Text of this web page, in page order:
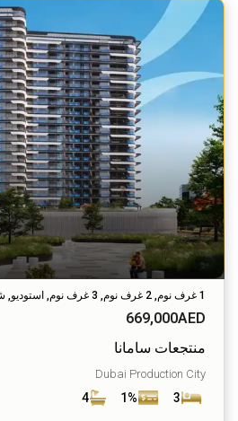
1 غرف نوم, 2 غرف نوم, 3 غرف نوم, استوديو, شقة
669,000AED
منتجعات سامانا
Dubai Production City
3
1%
4